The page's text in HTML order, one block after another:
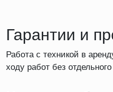
Гарантии и
Работа с техникой в
ходу работ без